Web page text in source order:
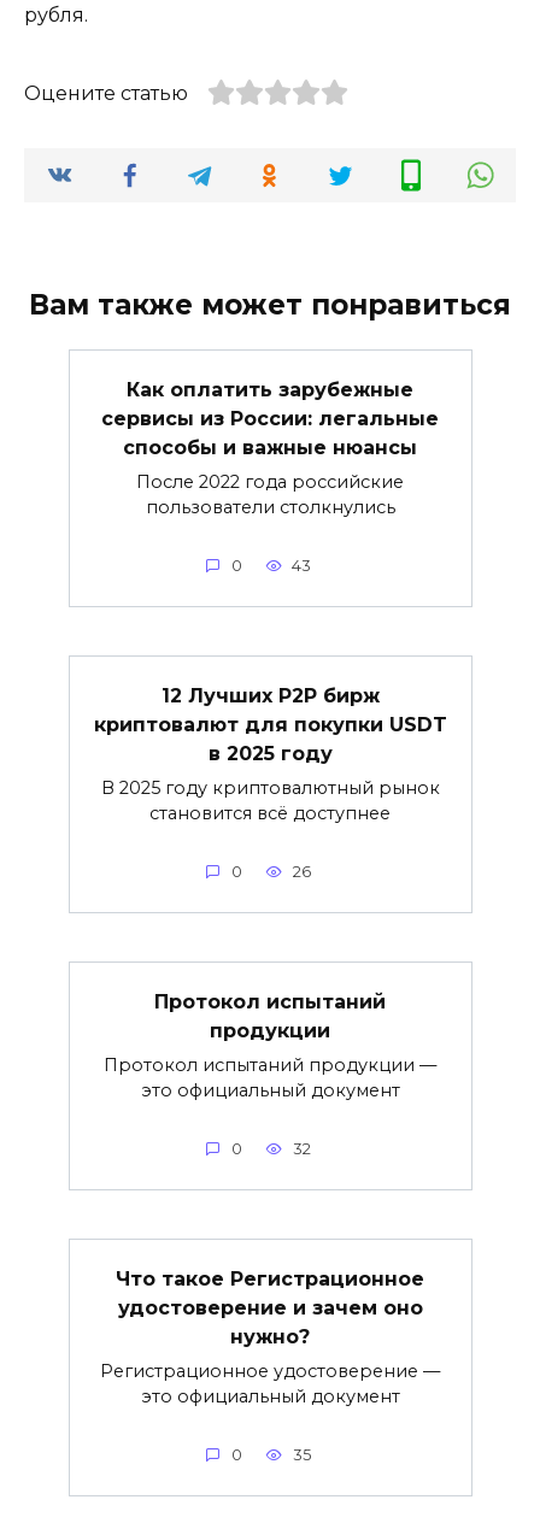
рубля.
Оцените статью
Вам также может понравиться
Как оплатить зарубежные
сервисы из России: легальные
способы и важные нюансы
После 2022 года российские
пользователи столкнулись
0 43
12 Лучших P2P бирж
криптовалют для покупки USDT
в 2025 году
В 2025 году криптовалютный рынок
становится всё доступнее
0 26
Протокол испытаний
продукции
Протокол испытаний продукции —
это официальный документ
0 32
Что такое Регистрационное
удостоверение и зачем оно
нужно?
Регистрационное удостоверение —
это официальный документ
0 35